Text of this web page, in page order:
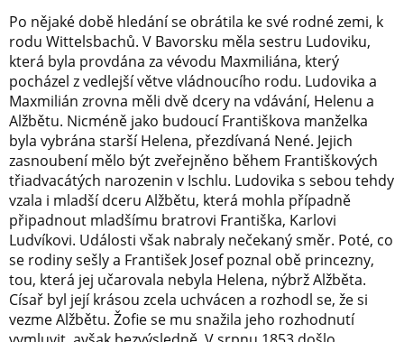
Po nějaké době hledání se obrátila ke své rodné zemi, k
rodu Wittelsbachů. V Bavorsku měla sestru Ludoviku,
která byla provdána za vévodu Maxmiliána, který
pocházel z vedlejší větve vládnoucího rodu. Ludovika a
Maxmilián zrovna měli dvě dcery na vdávání, Helenu a
Alžbětu. Nicméně jako budoucí Františkova manželka
byla vybrána starší Helena, přezdívaná Nené. Jejich
zasnoubení mělo být zveřejněno během Františkových
třiadvacátých narozenin v Ischlu. Ludovika s sebou tehdy
vzala i mladší dceru Alžbětu, která mohla případně
připadnout mladšímu bratrovi Františka, Karlovi
Ludvíkovi. Události však nabraly nečekaný směr. Poté, co
se rodiny sešly a František Josef poznal obě princezny,
tou, která jej učarovala nebyla Helena, nýbrž Alžběta.
Císař byl její krásou zcela uchvácen a rozhodl se, že si
vezme Alžbětu. Žofie se mu snažila jeho rozhodnutí